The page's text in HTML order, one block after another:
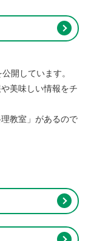
開しています。
美味しい情報をチ
教室」があるので